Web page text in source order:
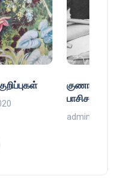
குணா :
admin